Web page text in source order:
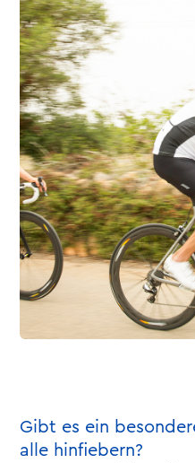
Gibt es ein
alle hinfiebern?